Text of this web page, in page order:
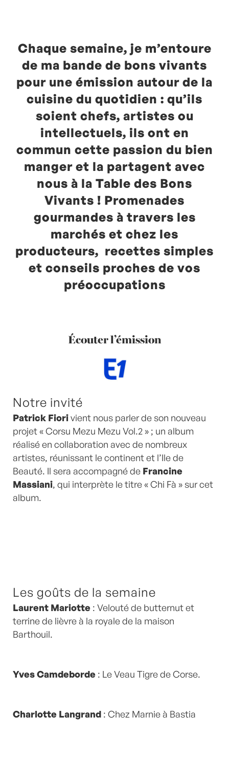
Chaque semaine, je m’entoure
de ma bande de bons vivants
pour une émission autour de la
cuisine du quotidien : qu’ils
soient chefs, artistes ou
intellectuels, ils ont en
commun cette passion du bien
manger et la partagent avec
nous à la Table des Bons
Vivants ! Promenades
gourmandes à travers les
marchés et chez les
producteurs, recettes simples
et conseils proches de vos
préoccupations
Écouter l’émission
Notre invité
Patrick Fiorivient nous parler de son nouveau
projet « Corsu Mezu Mezu Vol.2 » ; un album
réalisé en collaboration avec de nombreux
artistes, réunissant le continent et l’Ile de
Beauté. Il sera accompagné de Francine
Massiani, qui interprète le titre « Chi Fà » sur cet
album.
Les goûts de la semaine
Laurent Mariotte : Velouté de butternut et
terrine de lièvre à la royale de la maison
Barthouil.
Yves Camdeborde : Le Veau Tigre de Corse.
Charlotte Langrand : Chez Marnie à Bastia